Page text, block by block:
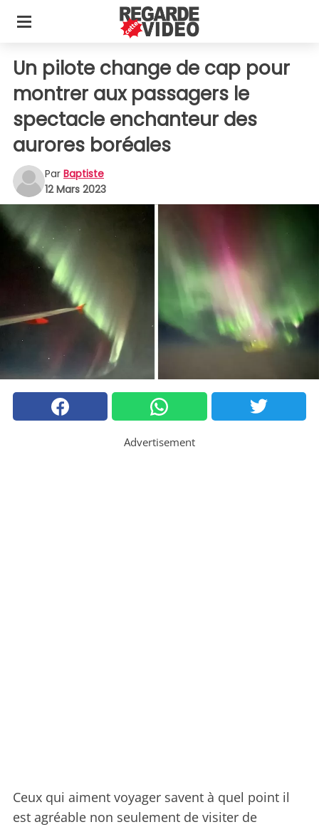
Un pilote change de cap pour
montrer aux passagers le
spectacle enchanteur des
aurores boréales
Par Baptiste
12 Mars 2023
Advertisement
Ceux qui aiment voyager savent à quel point il
est agréable non seulement de visiter de